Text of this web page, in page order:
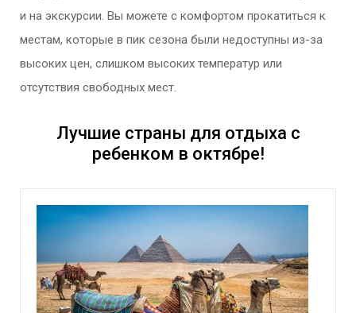
и на экскурсии. Вы можете с комфортом прокатиться к
местам, которые в пик сезона были недоступны из-за
высоких цен, слишком высоких температур или
отсутствия свободных мест.
Лучшие страны для отдыха с
ребенком в октябре!